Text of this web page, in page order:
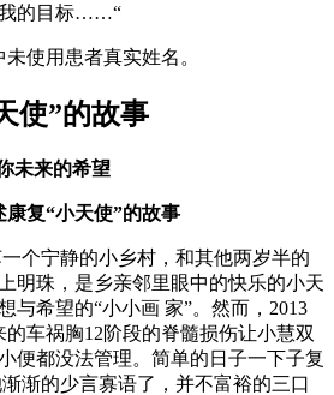
我的目标……“
使用患者真实姓名。
使”的故事
未来的希望
复“小天使”的故事
个宁静的小乡村，和其他两岁半的
明珠，是乡亲邻里眼中的快乐的小天
与希望的“小小画 家”。然而，2013
车祸胸12阶段的脊髓损伤让小慧双
便都没法管理。简单的日子一下子复
渐的少言寡语了，并不富裕的三口